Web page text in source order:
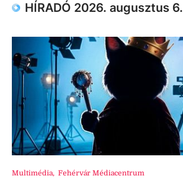
HÍRADÓ 2026. augusztus 6.
Multimédia, Fehérvár Médiacentrum